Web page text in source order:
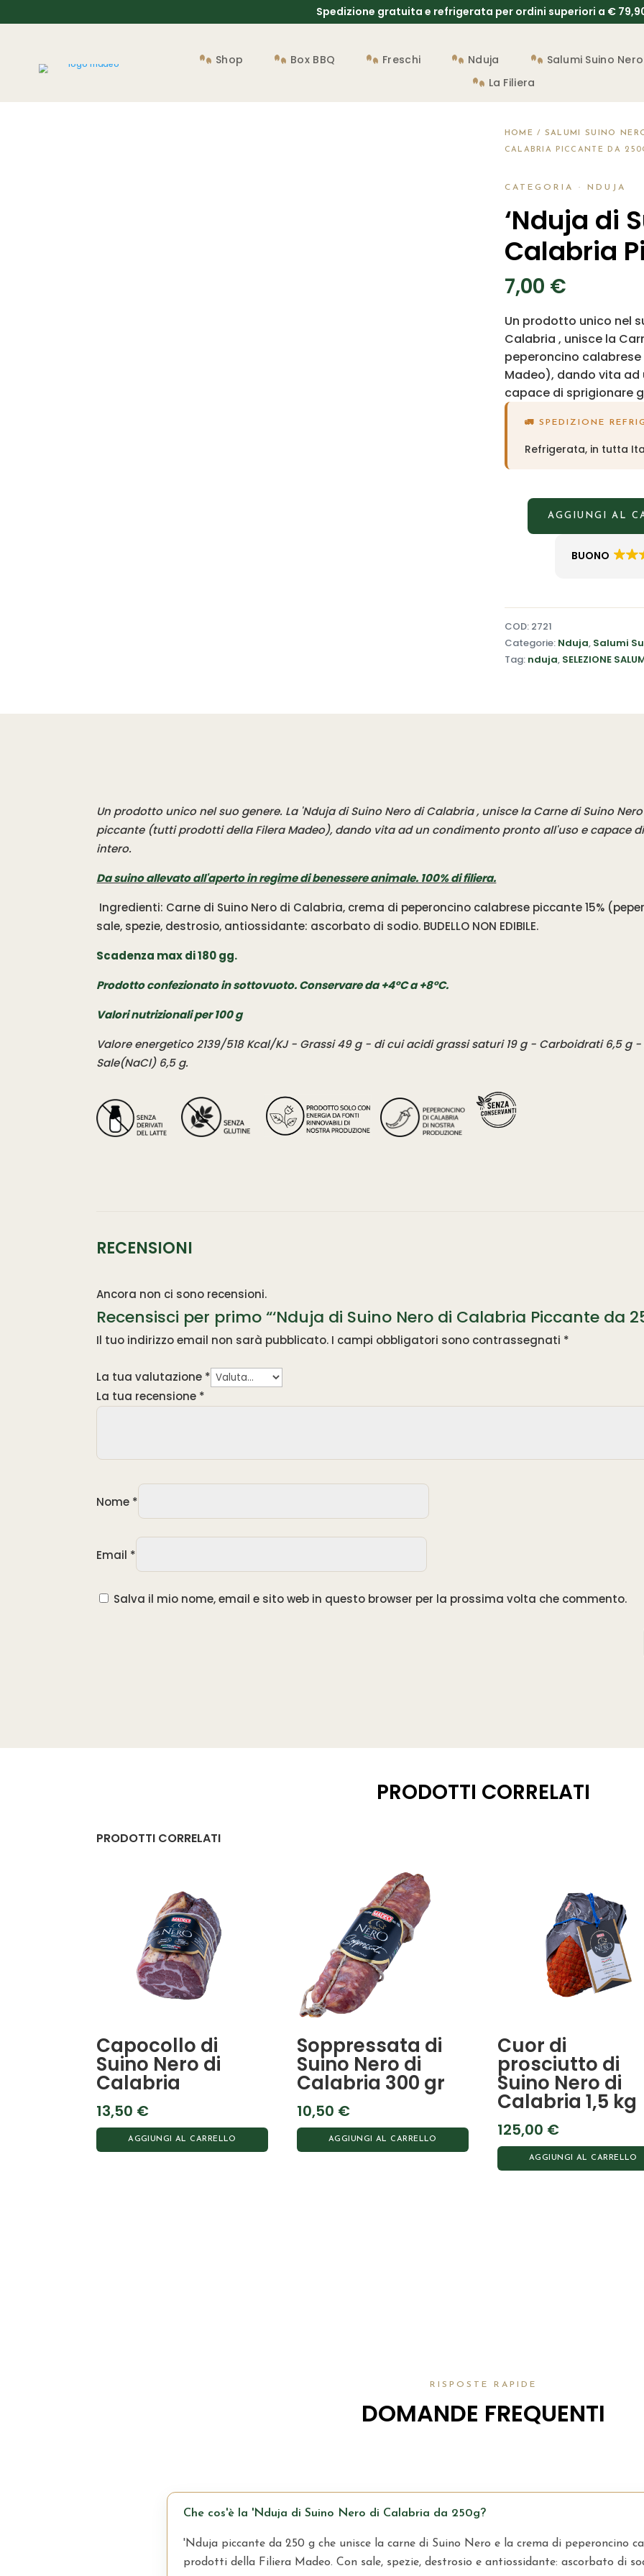
Spedizione gratuita e refrigerata per ordini superiori a €
Shop Box BBQ Freschi Nduja Salumi Suino Nero
La Filiera
HOME / SALUMI SUINO
CALABRIA PICCANTE DA
CATEGORIA · NDUJA
‘Nduja di
Calabria
7,00 €
Un prodotto unico nel
Calabria , unisce la
peperoncino
Madeo), dando vita ad
capace di sprigionare
🚛 SPEDIZIONE
Refrigerata, in tutta
AGGIUNGI AL
BUONO
COD: 2721
Categorie: Nduja, Salumi
Tag: nduja, SELEZIONE
Un prodotto unico nel suo genere. La 'Nduja di Suino Nero di Calabria , unisce la Carne di Suino
piccante (tutti prodotti della Filera Madeo), dando vita ad un condimento pronto all'uso e capace
intero.
Da suino allevato all'aperto in regime di benessere animale. 100% di filiera.
Ingredienti: Carne di Suino Nero di Calabria, crema di peperoncino calabrese piccante 15%
sale, spezie, destrosio, antiossidante: ascorbato di sodio. BUDELLO NON EDIBILE.
Scadenza max di 180 gg.
Prodotto confezionato in sottovuoto. Conservare da +4°C a +8°C.
Valori nutrizionali per 100 g
Valore energetico 2139/518 Kcal/KJ - Grassi 49 g - di cui acidi grassi saturi 19 g - Carboidrati 6,5 g
Sale(NaCl) 6,5 g.
RECENSIONI
Ancora non ci sono recensioni.
Recensisci per primo “‘Nduja di Suino Nero di Calabria Piccante da
Il tuo indirizzo email non sarà pubblicato. I campi obbligatori sono contrassegnati *
La tua valutazione *
La tua recensione *
Nome *
Email *
Salva il mio nome, email e sito web in questo browser per la prossima volta che commento.
PRODOTTI CORRELATI
PRODOTTI CORRELATI
Capocollo di
Suino Nero di
Calabria
13,50 €
AGGIUNGI AL CARRELLO
Soppressata di
Suino Nero di
Calabria 300 gr
10,50 €
AGGIUNGI AL CARRELLO
Cuor di
prosciutto di
Suino Nero di
Calabria 1,5 kg
125,00 €
AGGIUNGI AL CARRELLO
RISPOSTE RAPIDE
DOMANDE FREQUENTI
Che cos'è la 'Nduja di Suino Nero di Calabria da 250g?
'Nduja piccante da 250 g che unisce la carne di Suino Nero e la crema di peperoncino
prodotti della Filiera Madeo. Con sale, spezie, destrosio e antiossidante: ascorbato di